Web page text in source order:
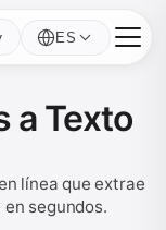
ES
a Texto
línea que extrae
segundos.